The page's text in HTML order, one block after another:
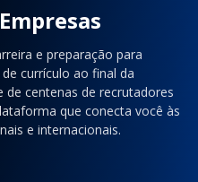
e preparação para
currículo ao final da
de centenas de recrutadores
que conecta você às
e internacionais.